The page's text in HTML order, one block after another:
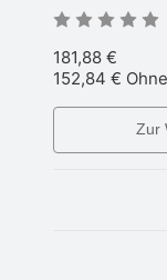
181,88 €
152,84 €
Zur